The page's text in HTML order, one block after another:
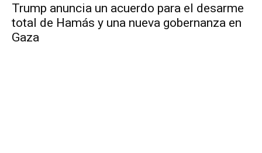
Trump anuncia un acuerdo para el desarme
total de Hamás y una nueva gobernanza en
Gaza